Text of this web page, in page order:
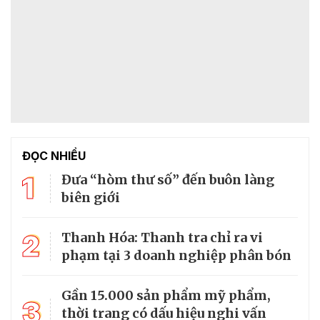
ĐỌC NHIỀU
1
Đưa “hòm thư số” đến buôn làng
biên giới
2
Thanh Hóa: Thanh tra chỉ ra vi
phạm tại 3 doanh nghiệp phân bón
3
Gần 15.000 sản phẩm mỹ phẩm,
thời trang có dấu hiệu nghi vấn